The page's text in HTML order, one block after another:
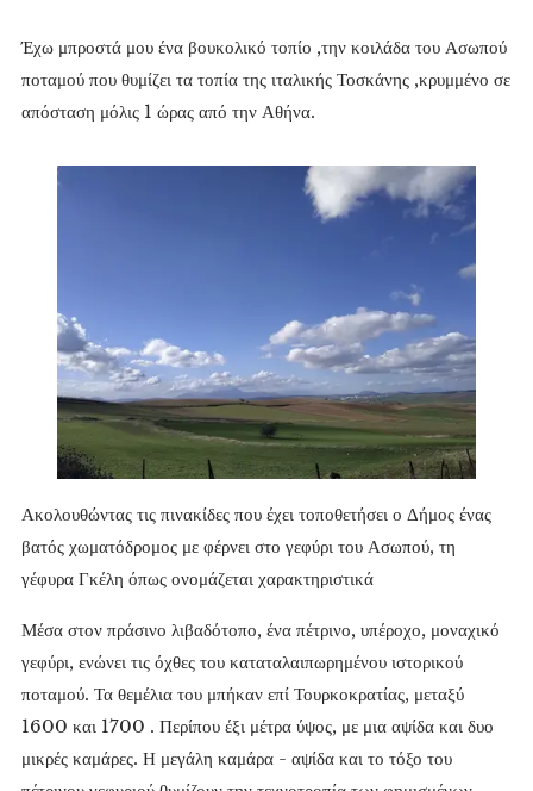
Έχω μπροστά μου ένα βουκολικό τοπίο ,την κοιλάδα του Ασωπού
ποταμού που θυμίζει τα τοπία της ιταλικής Τοσκάνης ,κρυμμένο σε
απόσταση μόλις 1 ώρας από την Αθήνα.
Ακολουθώντας τις πινακίδες που έχει τοποθετήσει ο Δήμος ένας
βατός χωματόδρομος με φέρνει στο γεφύρι του Ασωπού, τη
γέφυρα Γκέλη όπως ονομάζεται χαρακτηριστικά
Μέσα στον πράσινο λιβαδότοπο, ένα πέτρινο, υπέροχο, μοναχικό
γεφύρι, ενώνει τις όχθες του καταταλαιπωρημένου ιστορικού
ποταμού. Τα θεμέλια του μπήκαν επί Τουρκοκρατίας, μεταξύ
1600 και 1700 . Περίπου έξι μέτρα ύψος, με μια αψίδα και δυο
μικρές καμάρες. Η μεγάλη καμάρα - αψίδα και το τόξο του